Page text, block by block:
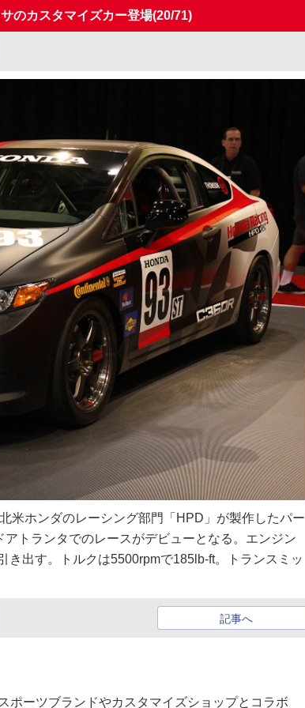
のカスタマイズカー登場(20/71)
米ホンダのレーシング部門「HPD」が製作したパー
トランタでのレースがデビューとなる。エンジン
出す。トルクは5500rpmで185lb-ft。トランスミッ
記事へ
ポーツブランドやカスタマイズショップとコラボ